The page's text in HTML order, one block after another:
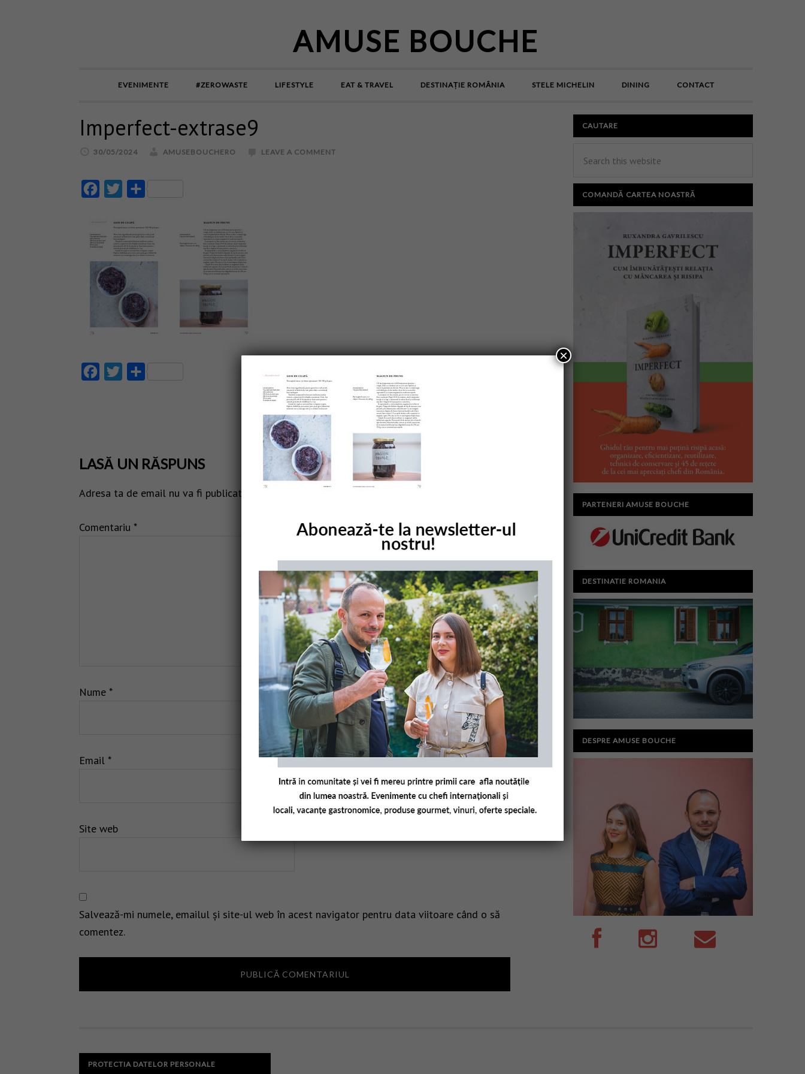
AMUSE BOUCHE
EVENIMENTE #ZEROWASTE LIFESTYLE EAT & TRAVEL DESTINAȚIE ROMÂNIA STELE MICHELIN DINING CONTACT
Imperfect-extrase9
30/05/2024 AMUSEBOUCHERO LEAVE A COMMENT
FacebookTwitter
FacebookTwitter
LASĂ UN RĂSPUNS
Adresa ta de email nu va fi publicată.
Comentariu *
Nume *
Email *
Site web
Salvează-mi numele, emailul și site-ul web în acest navigator pentru data viitoare când o să
comentez.
CAUTARE
COMANDĂ CARTEA NOASTRĂ
PARTENERI AMUSE BOUCHE
DESTINATIE ROMANIA
DESPRE AMUSE BOUCHE
PROTECTIA DATELOR PERSONALE
×